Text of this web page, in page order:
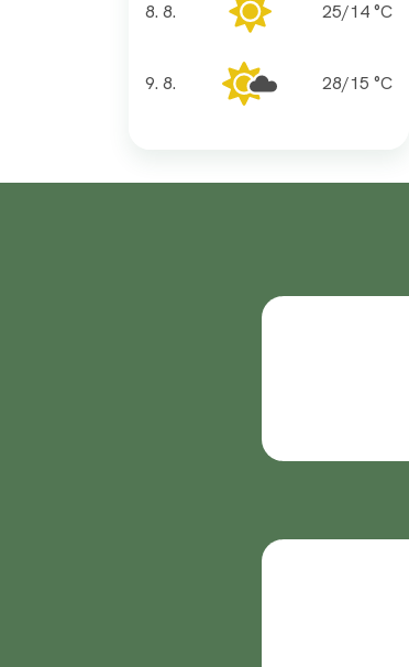
sobota
8. 8. 25/14 °C
neděle
9. 8. 28/15 °C